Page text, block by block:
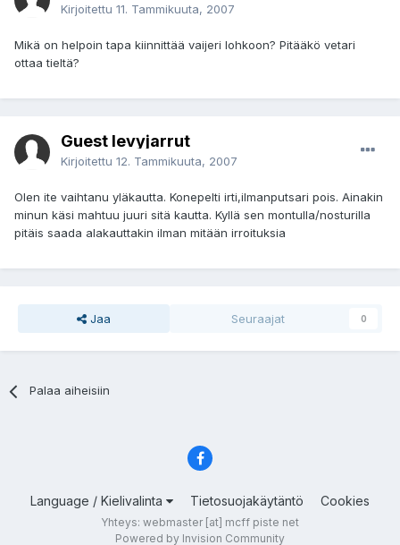
Kirjoitettu 11. Tammikuuta, 2007
Mikä on helpoin tapa kiinnittää vaijeri lohkoon? Pitääkö vetari
ottaa tieltä?
Guest levyjarrut
Kirjoitettu 12. Tammikuuta, 2007
Olen ite vaihtanu yläkautta. Konepelti irti,ilmanputsari pois. Ainakin
minun käsi mahtuu juuri sitä kautta. Kyllä sen montulla/nosturilla
pitäis saada alakauttakin ilman mitään irroituksia
Jaa Seuraajat 0
Palaa aiheisiin
Language / Kielivalinta Tietosuojakäytäntö Cookies
Yhteys: webmaster [at] mcff piste net
Powered by Invision Community